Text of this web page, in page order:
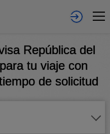
República del
tu viaje con
de solicitud